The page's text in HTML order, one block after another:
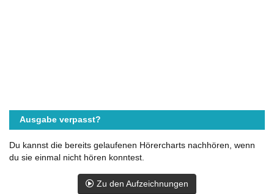
Ausgabe verpasst?
Du kannst die bereits gelaufenen Hörercharts nachhören, wenn
du sie einmal nicht hören konntest.
Zu den Aufzeichnungen